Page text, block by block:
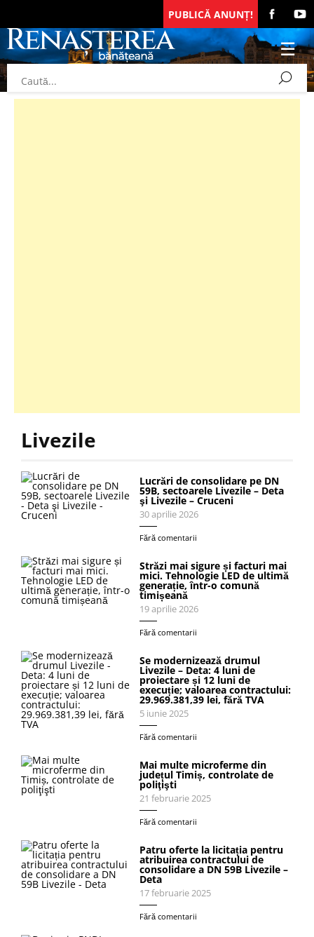
PUBLICĂ ANUNȚ!
Livezile
Lucrări de consolidare pe DN
59B, sectoarele Livezile – Deta
şi Livezile – Cruceni
30 aprilie 2026
Fără comentarii
Străzi mai sigure și facturi mai
mici. Tehnologie LED de ultimă
generație, într-o comună
timișeană
19 aprilie 2026
Fără comentarii
Se modernizează drumul
Livezile – Deta: 4 luni de
proiectare și 12 luni de
execuție; valoarea contractului:
29.969.381,39 lei, fără TVA
5 iunie 2025
Fără comentarii
Mai multe microferme din
județul Timiș, controlate de
poliţişti
21 februarie 2025
Fără comentarii
Patru oferte la licitația pentru
atribuirea contractului de
consolidare a DN 59B Livezile –
Deta
17 februarie 2025
Fără comentarii